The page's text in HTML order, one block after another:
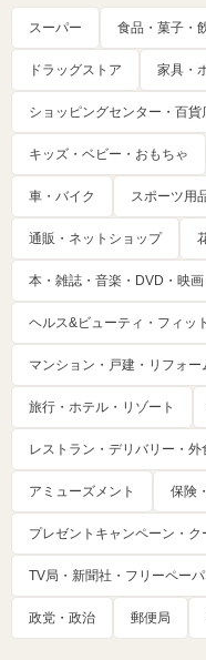
スーパー 食品・菓子・
ドラッグストア 家具・
ショッピングセンター・百貨
キッズ・ベビー・おもちゃ
車・バイク スポーツ用
通販・ネットショップ
本・雑誌・音楽・DVD・映
ヘルス&ビューティ・フィッ
マンション・戸建・リフォ
旅行・ホテル・リゾート
レストラン・デリバリー・外
アミューズメント 保険
プレゼントキャンペーン・ク
TV局・新聞社・フリーペー
政党・政治 郵便局